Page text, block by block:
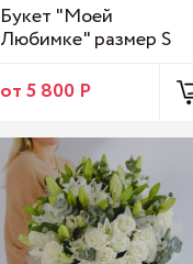
Букет "Моей
Любимке" размер S
от 5 800 Р